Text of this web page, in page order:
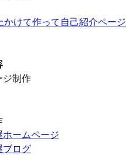
かけて作って自己紹介ページ
ジ制作
ホームページ
ブログ